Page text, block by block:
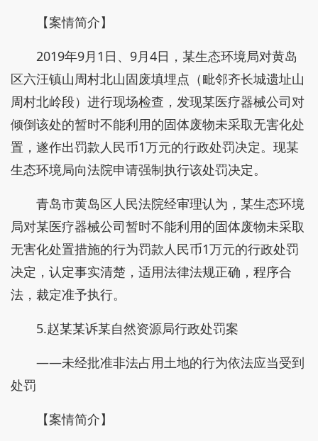
【案情简介】
2019年9月1日、9月4日，某生态环境局对黄岛
区六汪镇山周村北山固废填埋点（毗邻齐长城遗址山
周村北岭段）进行现场检查，发现某医疗器械公司对
倾倒该处的暂时不能利用的固体废物未采取无害化处
置，遂作出罚款人民币1万元的行政处罚决定。现某
生态环境局向法院申请强制执行该处罚决定。
青岛市黄岛区人民法院经审理认为，某生态环境
局对某医疗器械公司暂时不能利用的固体废物未采取
无害化处置措施的行为罚款人民币1万元的行政处罚
决定，认定事实清楚，适用法律法规正确，程序合
法，裁定准予执行。
5.赵某某诉某自然资源局行政处罚案
——未经批准非法占用土地的行为依法应当受到
处罚
【案情简介】